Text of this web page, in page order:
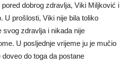
dobrog zdravlja, Viki Miljković i
U prošlosti, Viki nije bila toliko
svog zdravlja i nikada nije
U posljednje vrijeme ju je mučio
do toga da postane